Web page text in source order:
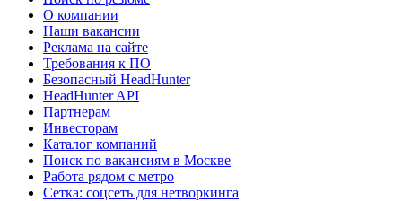
О компании
Наши вакансии
Реклама на сайте
Требования к ПО
Безопасный HeadHunter
HeadHunter API
Партнерам
Инвесторам
Каталог компаний
Поиск по вакансиям в Москве
Работа рядом с метро
Сетка: соцсеть для нетворкинга